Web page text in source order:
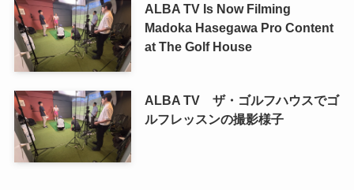
ALBA TV Is Now Filming
Madoka Hasegawa Pro Content
at The Golf House
ALBA TV ザ・ゴルフハウスでゴ
ルフレッスンの撮影様子